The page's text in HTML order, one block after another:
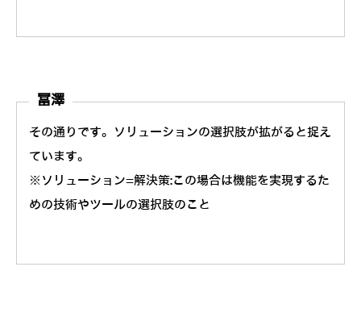
冨澤
その通りです。ソリューションの選択肢が拡がると捉え
ています。
※ソリューション=解決策:この場合は機能を実現するた
めの技術やツールの選択肢のこと